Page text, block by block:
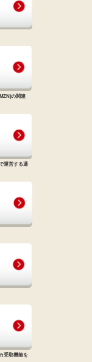
の関連
運営する通
受取機能を